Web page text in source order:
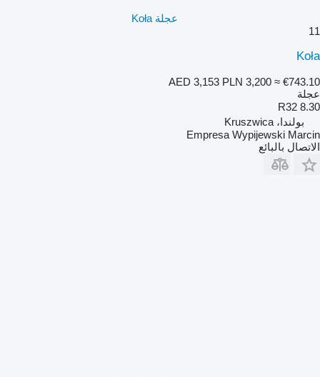
عجلة Koła
11
Koła
AED 3,153 PLN 3,200 ≈ €743.10
عجلة
8.30 R32
بولندا، Kruszwica
Empresa Wypijewski Marcin
الاتصال بالبائع